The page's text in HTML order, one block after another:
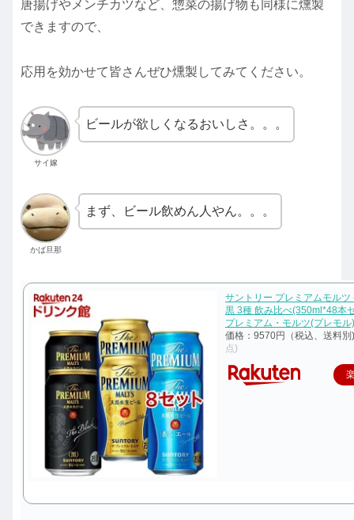
唐揚げやメンチカツなど、惣菜の揚げ物も同様に燻製
できますので、
応用を効かせて皆さんぜひ燻製してみてください。
サイ嫁
ビールが欲しくなるおいしさ。。。
かば旦那
まず、ビール飲めん人やん。。。
サントリー プレミアムモルツ
黒 3種 飲み比べ(350ml*48本
プレミアム・モルツ(プレモ
価格：9570円（税込、送料別)
点)